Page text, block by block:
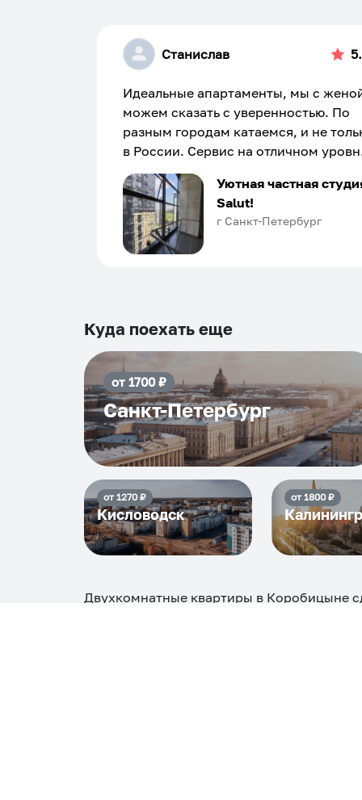
Станислав
Идеальные апартаменты, мы с
можем сказать с уверенностью. По
разным городам катаемся, и не
в России. Сервис на отличном
Хозяин апартаментов доброй души
человек, всегда можно
подскажет что как и почему.
Рекомендуем на 100% и вам, и
и сами будем приезжать еще...
Уютная частная
Salut!
г Санкт-Петербург
Куда поехать еще
от 1700₽
Санкт-Петербург
от 1270₽
Кисловодск
от 1800₽
Двухкомнатные квартиры в Коробицыне